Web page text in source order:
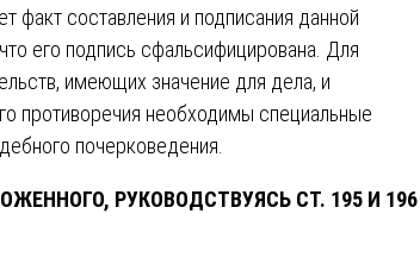
факт составления и подписания данной
его подпись сфальсифицирована. Для
имеющих значение для дела, и
противоречия необходимы специальные
почерковедения.
РУКОВОДСТВУЯСЬ СТ. 195 И 196